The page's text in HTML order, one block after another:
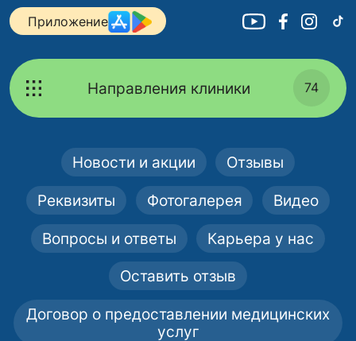
Приложение
Направления клиники 74
Новости и акции Отзывы
Реквизиты Фотогалерея Видео
Вопросы и ответы Карьера у нас
Оставить отзыв
Договор о предоставлении медицинских
услуг